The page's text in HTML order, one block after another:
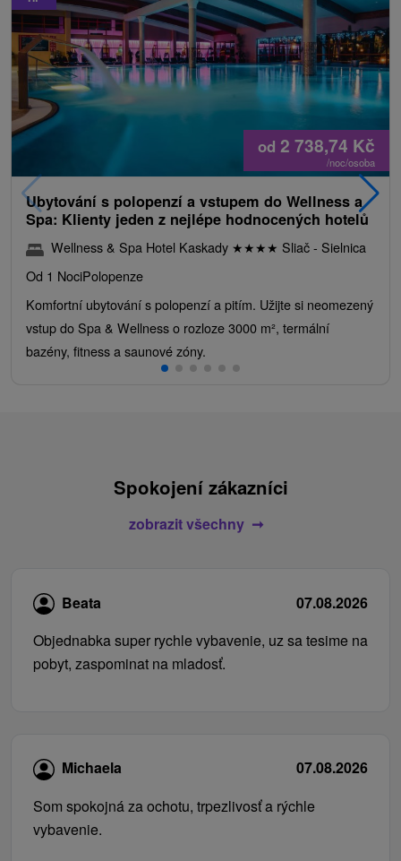
od 2 738,74 Kč
/noc/osoba
Ubytování s polopenzí a vstupem do Wellness a
Spa: Klienty jeden z nejlépe hodnocených hotelů
Wellness & Spa Hotel Kaskady ★★★★ Sliač - Sielnica
Od 1 NociPolopenze
Komfortní ubytování s polopenzí a pitím. Užijte si neomezený
vstup do Spa & Wellness o rozloze 3000 m², termální
bazény, fitness a saunové zóny.
Spokojení zákazníci
zobrazit všechny
Beata
07.08.2026
Objednabka super rychle vybavenie, uz sa tesime na
pobyt, zaspominat na mladosť.
Michaela
07.08.2026
Som spokojná za ochotu, trpezlivosť a rýchle
vybavenie.